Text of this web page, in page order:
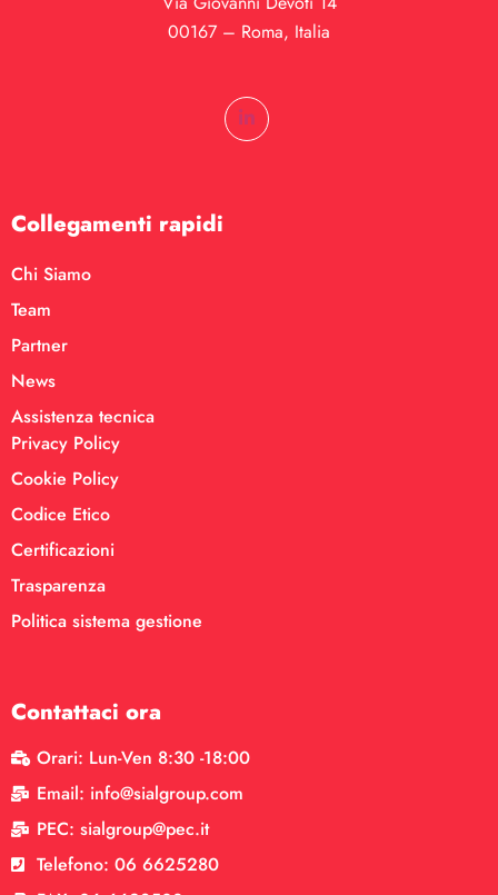
00167 – Roma, Italia
Collegamenti rapidi
Chi Siamo
Team
Partner
News
Assistenza tecnica
Privacy Policy
Cookie Policy
Codice Etico
Certificazioni
Trasparenza
Politica sistema gestione
Contattaci ora
Orari: Lun-Ven 8:30 -18:00
Email: info@sialgroup.com
PEC: sialgroup@pec.it
Telefono: 06 6625280